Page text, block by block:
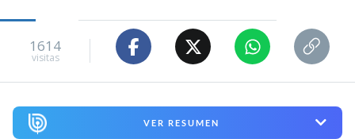
1614
visitas
VER RESUMEN